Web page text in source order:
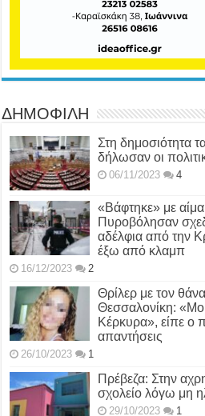
ΔΗΜΟΦΙΛΗ
Στη δημοσιότητα
δήλωσαν οι
06/11/2023 4
«Βάφτηκε» με
Πυροβόλησαν
αδέλφια από την
έξω από κλαμπ
16/12/2023 2
Θρίλερ με τον
Θεσσαλονίκη:
Κέρκυρα», είπε ο
απαντήσεις
26/10/2023 1
Πρέβεζα: Στην
σχολείο λόγω μη
29/10/2023 1